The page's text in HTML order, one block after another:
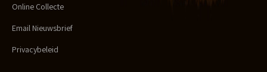
Online Collecte
Email Nieuwsbrief
Privacybeleid